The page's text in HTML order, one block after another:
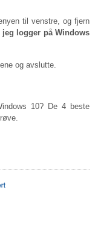
til venstre, og fjern
logger på Windows
og avslutte.
10? De 4 beste